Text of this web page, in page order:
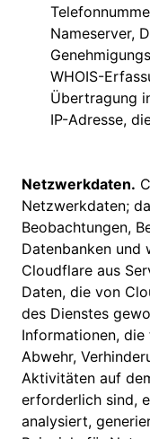
Nameserver,
WHOIS-
Übertragung
IP-Adresse,
Netzwerkdaten.
Netzwerkdaten;
Beobachtungen,
Datenbanken und
Cloudflare aus
Daten, die von
des Dienstes
Informationen,
Abwehr,
Aktivitäten auf
erforderlich sind,
analysiert,